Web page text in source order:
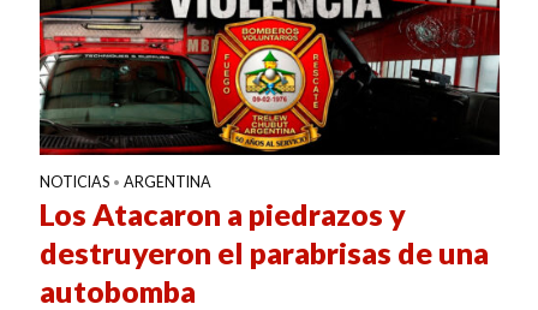
NOTICIAS • ARGENTINA
Los Atacaron a piedrazos y
destruyeron el parabrisas de una
autobomba